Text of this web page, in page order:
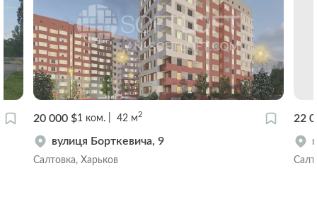
20 000 $1 ком. 42 м2
вулиця Борткевича, 9
Салтовка, Харьков
22